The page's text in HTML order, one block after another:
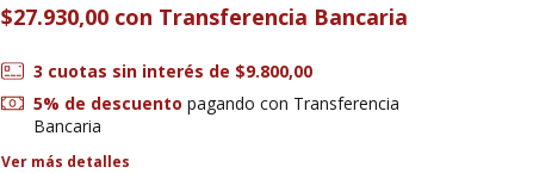
$27.930,00 con Transferencia Bancaria
3 cuotas sin interés de $9.800,00
5% de descuento pagando con Transferencia
Bancaria
Ver más detalles